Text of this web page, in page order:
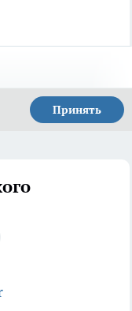
Принять